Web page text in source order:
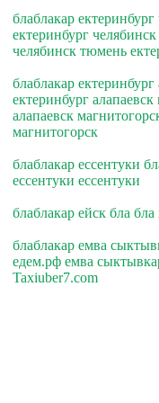
блаблакар
ектеринбург
челябинск тюмень
блаблакар
ектеринбург
алапаевск
магнитогорск
блаблакар ессентуки
ессентуки ессентуки
блаблакар ейск бла
блаблакар емва
едем.рф емва
Taxiuber7.com